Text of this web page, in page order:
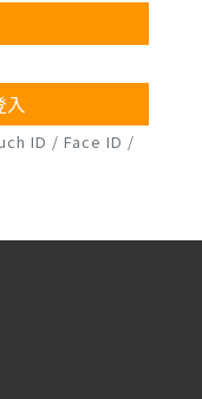
入
ID / Face ID /